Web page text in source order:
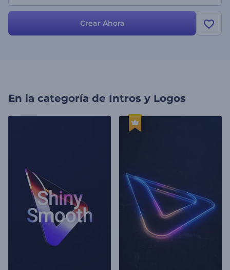
Crear Ahora
En la categoría de Intros y Logos